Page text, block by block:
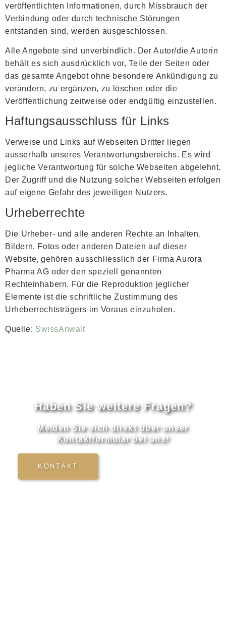
veröffentlichten Informationen, durch Missbrauch der
Verbindung oder durch technische Störungen
entstanden sind, werden ausgeschlossen.
Alle Angebote sind unverbindlich. Der Autor/die Autorin
behält es sich ausdrücklich vor, Teile der Seiten oder
das gesamte Angebot ohne besondere Ankündigung zu
verändern, zu ergänzen, zu löschen oder die
Veröffentlichung zeitweise oder endgültig einzustellen.
Haftungsausschluss für Links
Verweise und Links auf Webseiten Dritter liegen
ausserhalb unseres Verantwortungsbereichs. Es wird
jegliche Verantwortung für solche Webseiten abgelehnt.
Der Zugriff und die Nutzung solcher Webseiten erfolgen
auf eigene Gefahr des jeweiligen Nutzers.
Urheberrechte
Die Urheber- und alle anderen Rechte an Inhalten,
Bildern, Fotos oder anderen Dateien auf dieser
Website, gehören ausschliesslich der Firma Aurora
Pharma AG oder den speziell genannten
Rechteinhabern. Für die Reproduktion jeglicher
Elemente ist die schriftliche Zustimmung des
Urheberrechtsträgers im Voraus einzuholen.
Quelle: SwissAnwalt
Haben Sie weitere Fragen?
Melden Sie sich direkt über unser
Kontaktformular bei uns!
KONTAKT